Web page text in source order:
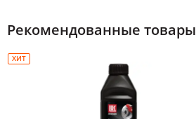
Рекомендованные товары
ХИТ